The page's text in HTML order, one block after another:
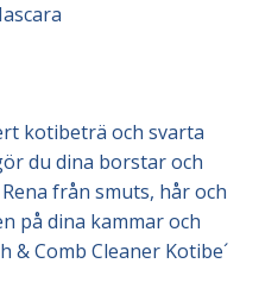
kotibeträ och svarta
du dina borstar och
från smuts, hår och
på dina kammar och
& Comb Cleaner Kotibe´